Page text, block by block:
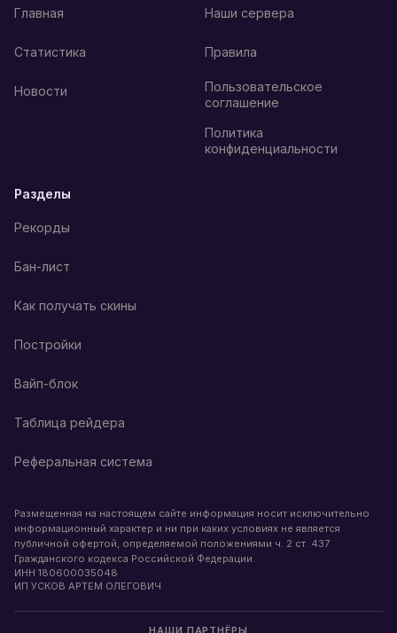
Главная
Статистика
Новости
Наши сервера
Правила
Пользовательское
соглашение
Политика
конфиденциальности
Разделы
Рекорды
Бан-лист
Как получать скины
Постройки
Вайп-блок
Таблица рейдера
Реферальная система
Размещенная на настоящем сайте информация носит исключительно
информационный характер и ни при каких условиях не является
публичной офертой, определяемой положениями ч. 2 ст. 437
Гражданского кодекса Российской Федерации.
ИНН 180600035048
ИП УСКОВ АРТЕМ ОЛЕГОВИЧ
НАШИ ПАРТНЁРЫ